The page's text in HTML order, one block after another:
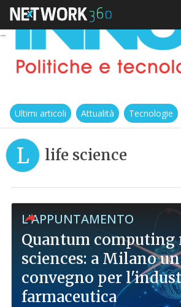
Ultimi articoli Attualità Tecnologie
L life science
L'APPUNTAMENTO
Quantum
sciences: a Milano un
convegno per
farmaceutica